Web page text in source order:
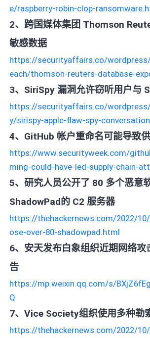
e/raspberry-robin-clop-
2、跨国媒体集团 Thomson
敏感数据
https://securityaffairs.co/
each/thomson-reuters-database-
3、SiriSpy 漏洞允许窃听用户与
https://securityaffairs.co/
y/sirispy-apple-flaw-spy-
4、GitHub 帐户重命名可能导致
https://www.securityweek.com/
ming-could-have-led-supply-chain-
5、研究人员公开了 80 多个恶意
ShadowPad的 C2 服务器
https://thehackernews.com/2022/
ose-over-80-shadowpad.html
6、安天发布白象组织近期网络攻
告
https://mp.weixin.qq.com/s/
Q
7、Vice Society组织使用多种勒
https://thehackernews.com/2022/